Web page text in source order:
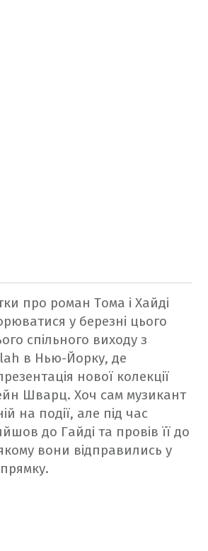
про роман Тома і Хайді
у березні цього
спільного виходу з
в Нью-Йорку, де
нової колекції
Шварц. Хоч сам музикант
на події, але під час
до Гайді та провів її до
вони відправились у